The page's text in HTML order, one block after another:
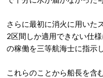
さらに最初に消火に用いた
2区間しか適用できない仕
の稼働を三等航海士に指示
これらのことから船長を含